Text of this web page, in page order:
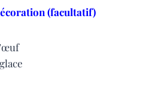
(facultatif)